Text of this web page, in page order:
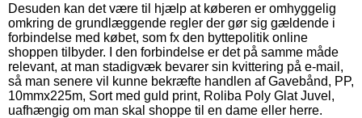
Desuden kan det være til hjælp at køberen er omhyggelig
omkring de grundlæggende regler der gør sig gældende i
forbindelse med købet, som fx den byttepolitik online
shoppen tilbyder. I den forbindelse er det på samme måde
relevant, at man stadigvæk bevarer sin kvittering på e-mail,
så man senere vil kunne bekræfte handlen af Gavebånd, PP,
10mmx225m, Sort med guld print, Roliba Poly Glat Juvel,
uafhængig om man skal shoppe til en dame eller herre.